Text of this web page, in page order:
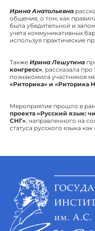
Ирина Анатольевна
общения, о том, как
была убедительной и
учета коммуникативных
используя практические
Также Ирина Лешутина
конгресс», рассказала про
познакомила участников
«Риторика» и «Риторика
Мероприятие прошло в
проекта «Русский язык:
СНГ», направленного на
статуса русского языка